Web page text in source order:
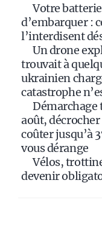
Votre
d’embarquer :
l’interdisent
Un drone
trouvait à
ukrainien
catastrophe
Démarchage
août,
coûter jusqu’à
vous dérange
Vélos,
devenir